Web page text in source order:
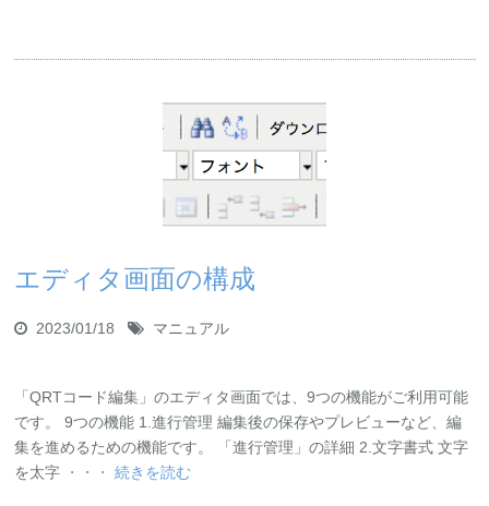
エディタ画面の構成
2023/01/18 マニュアル
「QRTコード編集」のエディタ画面では、9つの機能がご利用可能
です。 9つの機能 1.進行管理 編集後の保存やプレビューなど、編
集を進めるための機能です。 「進行管理」の詳細 2.文字書式 文字
を太字
・・・ 続きを読む